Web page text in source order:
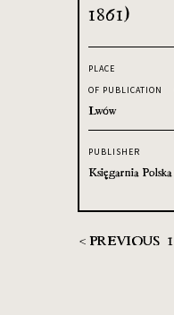
1861)
PLACE
OF PUBLICATION
Lwów
PUBLISHER
Księgarnia Polska
< PREVIOUS 1